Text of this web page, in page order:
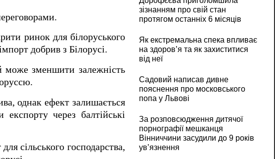
ринок для білоруського
добрив з Білорусі.
зменшити залежність
однак ефект залишається
через балтійські
сільського господарства,
зізнанням про свій стан
протягом останніх 6 місяців
Як екстремальна спека впливає
на здоров’я та як захиститися
від неї
Садовий написав дивне
пояснення про московського
попа у Львові
За розповсюдження дитячої
порнографії мешканця
Вінниччини засудили до 9 років
ув’язнення